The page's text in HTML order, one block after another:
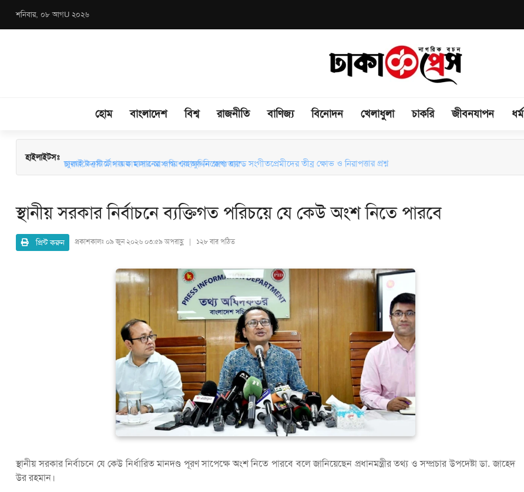
শনিবার, ০৮ আগU ২০২৬
হোম বাংলাদেশ বিশ্ব রাজনীতি বাণিজ্য বিনোদন খেলাধুলা চাকরি জীবনযাপন ধর্ম
হাইলাইটসঃ
জুলাই কনসার্টে গায়ক হাসানের ওপর বোতল নিক্ষেপ: ব্যান্ড সংগীতপ্রেমীদের তীব্র ক্ষোভ ও নিরাপত্তার প্রশ্ন
চারঘাটে ৫টি মাদক মামলার আসামি শাহাবুদ্দিন গ্রেফতার
স্থানীয় সরকার নির্বাচনে ব্যক্তিগত পরিচয়ে যে কেউ অংশ নিতে পারবে
প্রিন্ট করুন প্রকাশকালঃ ০৯ জুন ২০২৬ ০৩:৫৯ অপরাহ্ণ | ১২৮ বার পঠিত
স্থানীয় সরকার নির্বাচনে যে কেউ নির্ধারিত মানদণ্ড পূরণ সাপেক্ষে অংশ নিতে পারবে বলে জানিয়েছেন প্রধানমন্ত্রীর তথ্য ও সম্প্রচার উপদেষ্টা ডা. জাহেদ
উর রহমান।